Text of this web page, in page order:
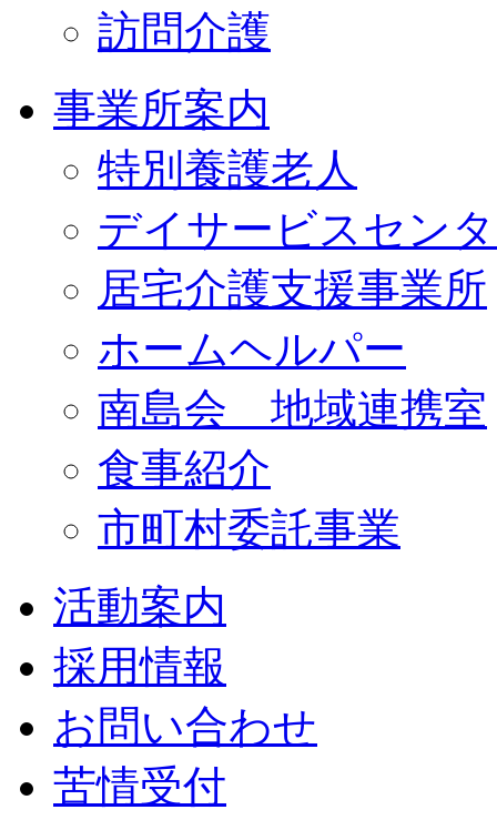
訪問介護
事業所案内
特別養護老人
デイサービスセン
居宅介護支援事業所
ホームヘルパー
南島会 地域連携室
食事紹介
市町村委託事業
活動案内
採用情報
お問い合わせ
苦情受付